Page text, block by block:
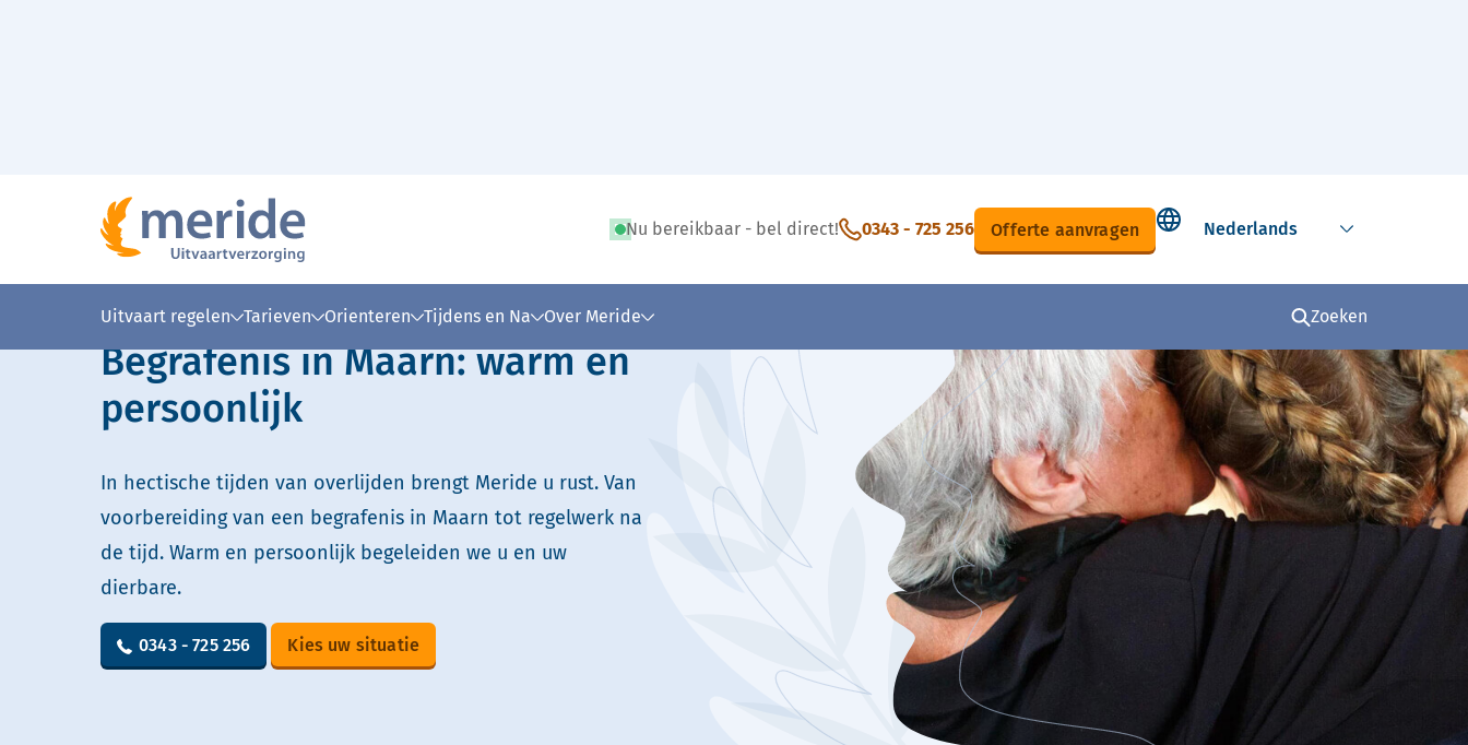
Nu bereikbaar - bel direct! 0343 - 725 256 Offerte aanvragen
Select language
Uitvaart regelen Tarieven Orienteren Tijdens en Na Over Meride Zoeken
Lees voor Uitleg woorden Simpele tekst
Begrafenis in Maarn: warm en
persoonlijk
In hectische tijden van overlijden brengt Meride u rust. Van
voorbereiding van een begrafenis in Maarn tot regelwerk na
de tijd. Warm en persoonlijk begeleiden we u en uw
dierbare.
0343 - 725 256 Kies uw situatie